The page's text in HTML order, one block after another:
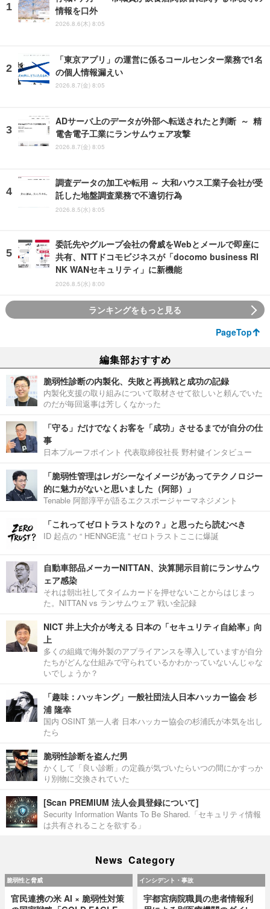
情報を口外
2026.8.6(木) 8:05
「東京アプリ」の運営に係るコールセンター業務で1名
の個人情報漏えい
2026.8.7(金) 8:05
ADサーバ上のデータが外部へ転送されたと判断 ～ 精
電舎電子工業にランサムウェア攻撃
2026.8.7(金) 8:05
調査データの加工や転用 ～ 大和ハウス工業子会社が受
託した地盤調査業務で不適切行為
2026.8.5(水) 8:05
委託先やグループ会社の脅威をWebとメールで即座に
共有、NTTドコモビジネスが「docomo business RI
NK WANセキュリティ」に新機能
2026.8.5(水) 8:00
ランキングをもっと見る
PageTop
編集部おすすめ
脆弱性診断の内製化、失敗と再挑戦と成功の記録
内製化支援の取り組みについて取材させて欲しいと頼んでいた
のだが毎回返事は芳しくなかった
「守る」だけでなくお客を「成功」させるまでが自分の仕
事
日本プルーフポイント 代表取締役社長 野村健インタビュー
「脆弱性管理はレガシーなイメージがあってテクノロジー
的に魅力がないと思いました（阿部）」
Tenable 阿部淳平が語るエクスポージャーマネジメント
「これってゼロトラストなの？」と思ったら読むべき
ID 起点の “ HENNGE流 ” ゼロトラストここに爆誕
自動車部品メーカーNITTAN、決算開示目前にランサムウ
ェア感染
それは朝出社してタイムカードを押せないことからはじまっ
た。NITTAN vs ランサムウェア 戦い全記録
NICT 井上大介が考える 日本の「セキュリティ自給率」向
上
多くの組織で海外製のアプライアンスを導入していますが自分
たちがどんな仕組みで守られているかわかっていないんじゃな
いでしょうか？
「趣味：ハッキング」一般社団法人日本ハッカー協会 杉
浦 隆幸
国内 OSINT 第一人者 日本ハッカー協会の杉浦氏が本気を出し
たら
脆弱性診断を盗んだ男
かくして「良い診断」の定義が気づいたらいつの間にかすっか
り別物に交換されていた
[Scan PREMIUM 法人会員登録について]
Security Information Wants To Be Shared.「セキュリティ情報
は共有されることを欲する」
News Category
脆弱性と脅威
官民連携の米 AI × 脆弱性対策
インシデント・事故
宇都宮病院職員の患者情報利